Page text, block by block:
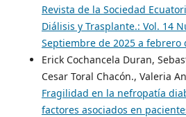
Revista de la Sociedad
Diálisis y Trasplante.: Vol. 14
Septiembre de 2025 a febrero
Erick Cochancela Duran,
Cesar Toral Chacón., Valeria
Fragilidad en la nefropatía
factores asociados en